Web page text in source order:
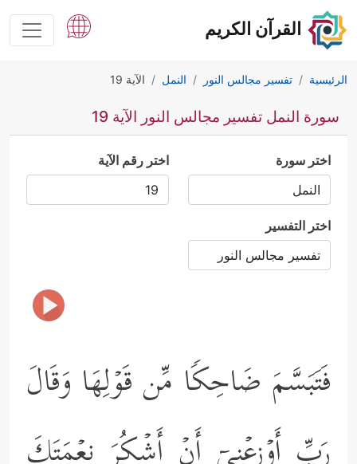
القرآن الكريم
الرئيسية تفسير مجالس النور النمل الآية 19
سورة النمل تفسير مجالس النور الآية 19
اختر سورة اختر رقم الآية
اختر التفسير
فَتَبَسَّمَ ضَاحِكࣰا مِّن قَوۡلِهَا وَقَالَ